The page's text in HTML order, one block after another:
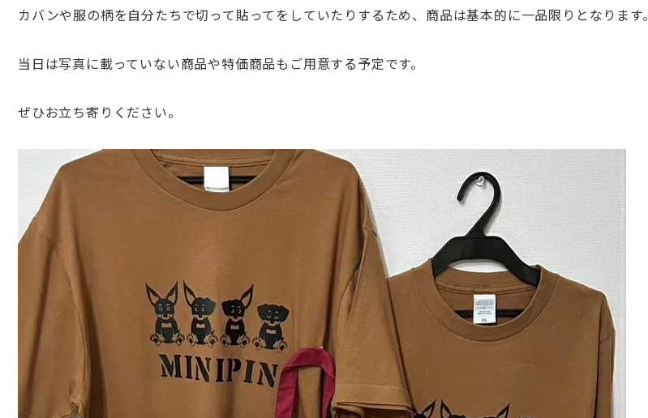
カバンや服の柄を自分たちで切って貼ってをしていたりするため、 商品は基本的に一品限りとなります。
当日は写真に載っていない商品や特価商品もご用意する予定です。
ぜひお立ち寄りください。